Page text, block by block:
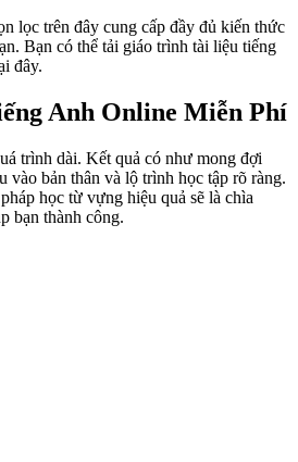
lọc trên đây cung cấp đầy đủ kiến thức
Bạn có thể tải giáo trình tài liệu tiếng
đây.
Anh Online Miễn Phí
trình dài. Kết quả có như mong đợi
vào bản thân và lộ trình học tập rõ ràng.
học từ vựng hiệu quả sẽ là chìa
bạn thành công.